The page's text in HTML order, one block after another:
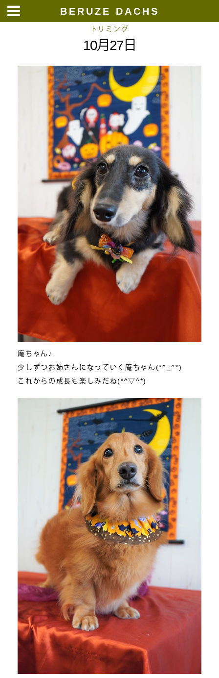
BERUZE DACHS
トリミング
10月27日
庵ちゃん♪
少しずつお姉さんになっていく庵ちゃん(*^_^*)
これからの成長も楽しみだね(*^▽^*)